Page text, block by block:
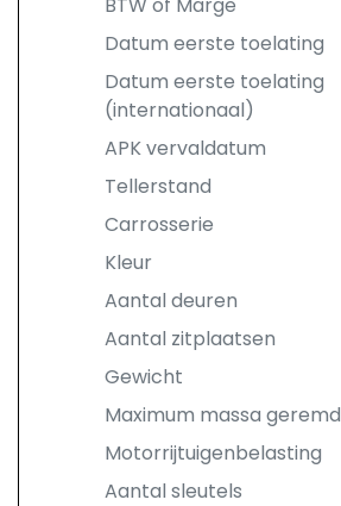
Datum eerste toelating
Datum eerste toelating
(internationaal)
APK vervaldatum
Tellerstand
Carrosserie
Kleur
Aantal deuren
Aantal zitplaatsen
Gewicht
Maximum massa geremd
Motorrijtuigenbelasting
Aantal sleutels